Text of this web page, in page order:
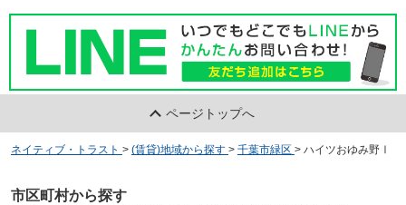
ページトップへ
ネイティブ・トラスト > (賃貸)地域から探す > 千葉市緑区 > ハイツおゆみ野Ⅰ
市区町村から探す